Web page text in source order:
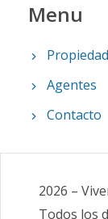
Menu
Agentes
Contacto
2026 –
Todos los